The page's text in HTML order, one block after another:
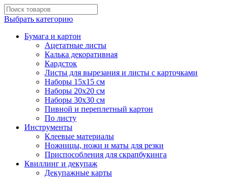
Выбрать категорию
Бумага и картон
Ацетатные листы
Калька декоративная
Кардсток
Листы для вырезания и листы с карточками
Наборы 15х15 см
Наборы 20х20 см
Наборы 30х30 см
Пивной и переплетный картон
По листу
Инструменты
Клеевые материалы
Ножницы, ножи и маты для резки
Приспособления для скрапбукинга
Квиллинг и декупаж
Декупажные карты